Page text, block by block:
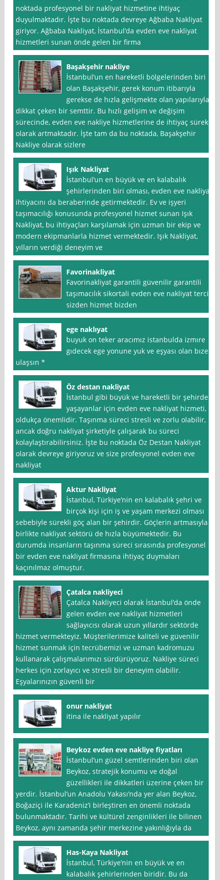
noktada profesyonel bir nakliyat hizmetine ihtiyaç
duyulmaktadır. İşte bu noktada devreye Ağbaba Nakliyat
giriyor. Ağbaba Nakliyat, İstanbul’da evden eve nakliyat
hizmetleri sunan önde gelen bir firma
Başakşehir nakliye
İstanbul‘un en hareketli bölgelerinden biri
olan Başakşehir, gerek konum itibarıyla
gerekse de hızla gelişmekte olan yapılarıyla
dikkat çeken bir semttir. Bu hızlı gelişim ve değişim
sürecinde, evden eve nakliye hizmetlerine de ihtiyaç sürekli
olarak artmaktadır. İşte tam da bu noktada, Başakşehir
Nakliye olarak sizlere
Işık Nakliyat
İstanbul‘un en büyük ve en kalabalık
şehirlerinden biri olması, evden eve nakliyat
ihtiyacını da beraberinde getirmektedir. Ev ve işyeri
taşımacılığı konusunda profesyonel hizmet sunan Işık
Nakliyat, bu ihtiyaçları karşılamak için uzman bir ekip ve
modern ekipmanlarla hizmet vermektedir. Işık Nakliyat,
yılların verdiği deneyim ve
Favorinakliyat
Favorinakliyat garantili güvenilir garantili
taşımacılık sikortali evden eve nakliyat tercih
sizden hizmet bizden
ege naklıyat
buyuk on teker aracımız istanbulda izmıre
gıdecek ege yonune yuk ve eşyası olan bıze
ulaşsın *
Öz destan nakliyat
İstanbul gibi büyük ve hareketli bir şehirde
yaşayanlar için evden eve nakliyat hizmeti,
oldukça önemlidir. Taşınma süreci stresli ve zorlu olabilir,
ancak doğru nakliyat şirketiyle çalışarak bu süreci
kolaylaştırabilirsiniz. İşte bu noktada Öz Destan Nakliyat
olarak devreye giriyoruz ve size profesyonel evden eve
nakliyat
Aktur Nakliyat
İstanbul, Türkiye’nin en kalabalık şehri ve
birçok kişi için iş ve yaşam merkezi olması
sebebiyle sürekli göç alan bir şehirdir. Göçlerin artmasıyla
birlikte nakliyat sektörü de hızla büyümektedir. Bu
durumda insanların taşınma süreci sırasında profesyonel
bir evden eve nakliyat firmasına ihtiyaç duymaları
kaçınılmaz olmuştur.
Çatalca nakliyeci
Çatalca Nakliyeci olarak İstanbul‘da önde
gelen evden eve nakliyat hizmetleri
sağlayıcısı olarak uzun yıllardır sektörde
hizmet vermekteyiz. Müşterilerimize kaliteli ve güvenilir
hizmet sunmak için tecrübemizi ve uzman kadromuzu
kullanarak çalışmalarımızı sürdürüyoruz. Nakliye süreci
herkes için zorlayıcı ve stresli bir deneyim olabilir.
Eşyalarınızın güvenli bir
onur nakliyat
itina ile nakliyat yapılır
Beykoz evden eve nakliye fiyatları
İstanbul‘un güzel semtlerinden biri olan
Beykoz, stratejik konumu ve doğal
güzellikleri ile dikkatleri üzerine çeken bir
yerdir. İstanbul’un Anadolu Yakası’nda yer alan Beykoz,
Boğaziçi ile Karadeniz’i birleştiren en önemli noktada
bulunmaktadır. Tarihi ve kültürel zenginlikleri ile bilinen
Beykoz, aynı zamanda şehir merkezine yakınlığıyla da
Has-Kaya Nakliyat
İstanbul, Türkiye’nin en büyük ve en
kalabalık şehirlerinden biridir. Bu da